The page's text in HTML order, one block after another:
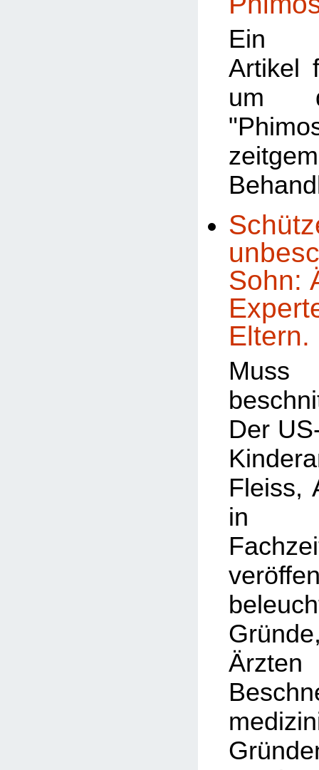
Ein
Artikel
um
Sohn:
Eltern.
Der
Fleiss,
in